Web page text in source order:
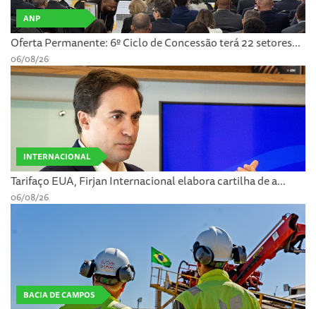
ANP
Oferta Permanente: 6º Ciclo de Concessão terá 22 setores...
06/08/26
INTERNACIONAL
Tarifaço EUA, Firjan Internacional elabora cartilha de a...
06/08/26
BACIA DE CAMPOS